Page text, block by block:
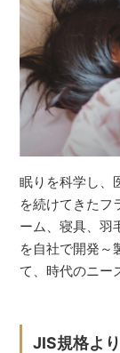
眠りを科学し、
を続けてきたフ
ーム、寝具、羽
を自社で開発～
て、時代のニー
JIS規格よ